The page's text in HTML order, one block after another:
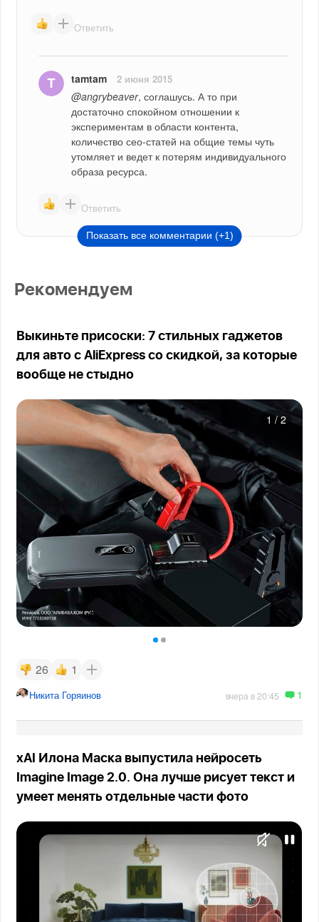
Ответить
tamtam 2 июня 2015
@angrybeaver, соглашусь. А то при
достаточно спокойном отношении к
экспериментам в области контента,
количество сео-статей на общие темы чуть
утомляет и ведет к потерям индивидуального
образа ресурса.
Ответить
Показать все комментарии (+1)
Рекомендуем
Выкиньте присоски: 7 стильных гаджетов
для авто с AliExpress со скидкой, за которые
вообще не стыдно
1 / 2
26 1
Никита Горяинов вчера в 20:45 1
xAI Илона Маска выпустила нейросеть
Imagine Image 2.0. Она лучше рисует текст и
умеет менять отдельные части фото